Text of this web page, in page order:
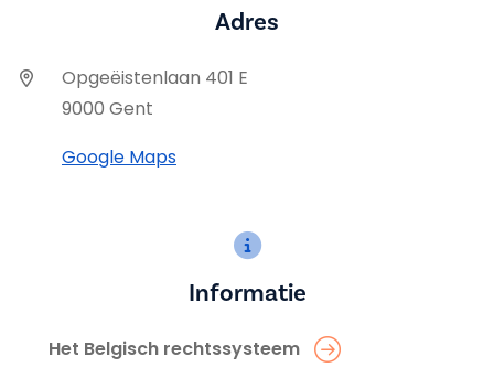
Adres
Opgeëistenlaan 401 E
9000 Gent
Google Maps
Informatie
Het Belgisch rechtssysteem